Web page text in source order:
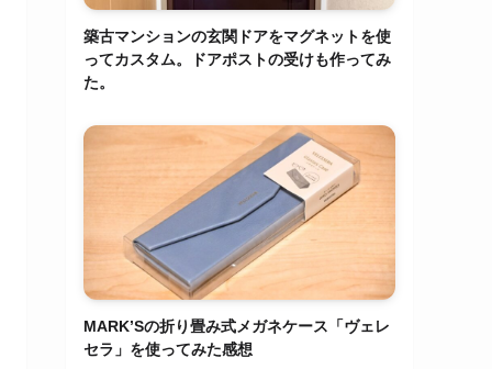
築古マンションの玄関ドアをマグネットを使
ってカスタム。ドアポストの受けも作ってみ
た。
MARK’Sの折り畳み式メガネケース「ヴェレ
セラ」を使ってみた感想